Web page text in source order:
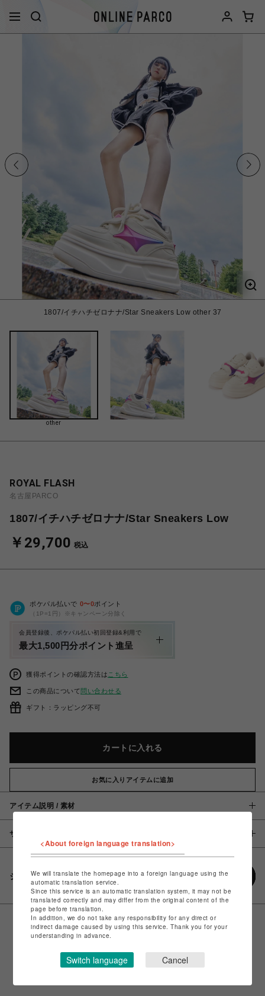
1807/イチハチゼロナナ/Star Sneakers Low other 37
other
ROYAL FLASH
名古屋PARCO
1807/イチハチゼロナナ/Star Sneakers Low
￥29,700 税込
ポケパル払いで 0〜0ポイント
（1P=1円）※キャンペーン分除く
会員登録後、ポケパル払い初回登録&利用で
最大1,500円分ポイント進呈
獲得ポイントの確認方法は こちら
この商品について問い合わせる
ギフト：ラッピング不可
カートに入れる
お気に入りアイテムに追加
アイテム説明 / 素材
サイズ
シェアする
<About foreign language translation>
We will translate the homepage into a foreign language using the
automatic translation service.
Since this service is an automatic translation system, it may not be
translated correctly and may differ from the original content of the
page before translation.
In addition, we do not take any responsibility for any direct or
indirect damage caused by using this service. Thank you for your
understanding in advance.
Switch language Cancel